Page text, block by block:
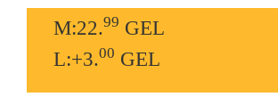
M:22.99 GEL
L:+3.00 GEL